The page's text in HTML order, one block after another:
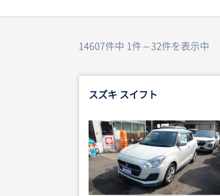
14607件中 1件～32件を表示中
スズキ スイフト